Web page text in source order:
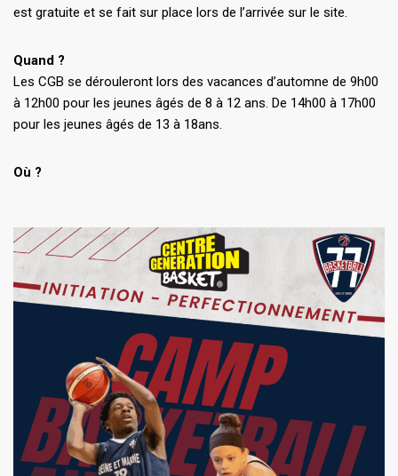
est gratuite et se fait sur place lors de l’arrivée sur le site.
Quand ?
Les CGB se dérouleront lors des vacances d’automne de 9h00
à 12h00 pour les jeunes âgés de 8 à 12 ans. De 14h00 à 17h00
pour les jeunes âgés de 13 à 18ans.
Où ?